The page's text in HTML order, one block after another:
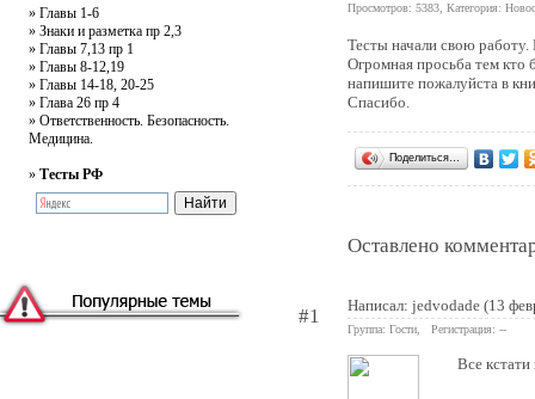
» Главы 1-6
» Знаки и разметка пр 2,3
» Главы 7,13 пр 1
» Главы 8-12,19
» Главы 14-18, 20-25
» Глава 26 пр 4
» Ответственность. Безопасность.
Медицина.
» Тесты РФ
Просмотров: 5383, Категория:
Тесты начали свою работу.
Огромная просьба тем кто
напишите пожалуйста в
Спасибо.
Поделиться…
Оставлено
#1 Написал: jedvodade (13
Группа: Гости, Регистрация: --
Все